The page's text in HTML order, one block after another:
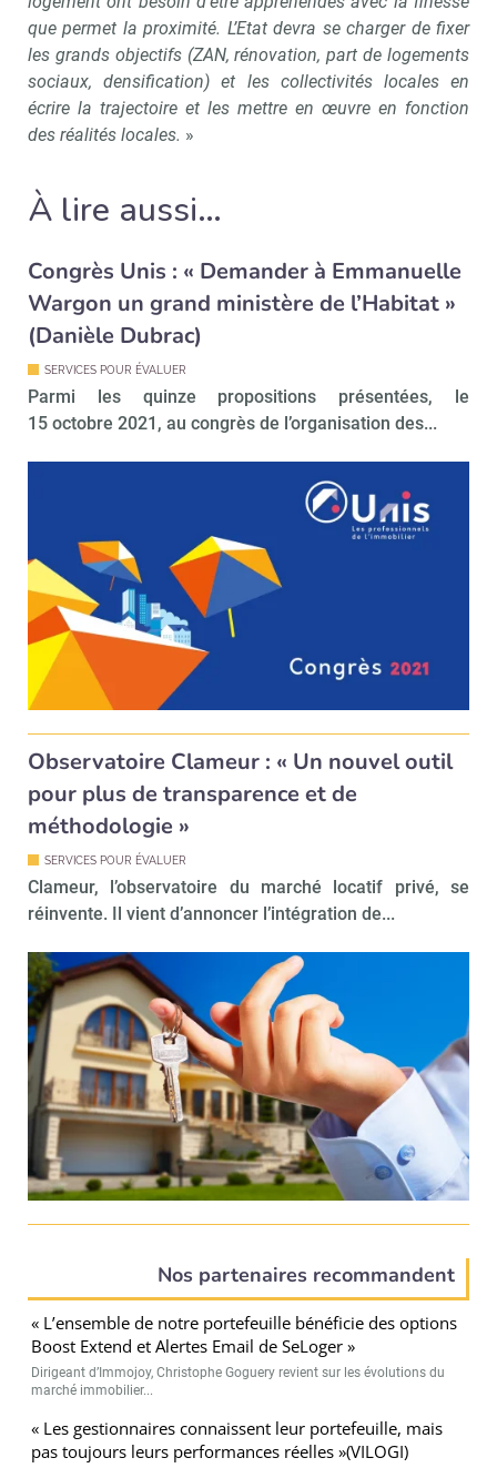
que permet la proximité. L’Etat devra se charger de fixer
les grands objectifs (ZAN, rénovation, part de logements
sociaux, densification) et les collectivités locales en
écrire la trajectoire et les mettre en œuvre en fonction
des réalités locales. »
À lire aussi…
Congrès Unis : « Demander à Emmanuelle
Wargon un grand ministère de l’Habitat »
(Danièle Dubrac)
SERVICES POUR ÉVALUER
Parmi les quinze propositions présentées, le
15 octobre 2021, au congrès de l’organisation des...
Observatoire Clameur : « Un nouvel outil
pour plus de transparence et de
méthodologie »
SERVICES POUR ÉVALUER
Clameur, l’observatoire du marché locatif privé, se
réinvente. Il vient d’annoncer l’intégration de...
Nos partenaires recommandent
« L’ensemble de notre portefeuille bénéficie des options
Boost Extend et Alertes Email de SeLoger »
Dirigeant d’Immojoy, Christophe Goguery revient sur les évolutions du
marché immobilier...
« Les gestionnaires connaissent leur portefeuille, mais
pas toujours leurs performances réelles »(VILOGI)
Recevoir Immo Matin
Valider
Non merci, je reçois déjà
!